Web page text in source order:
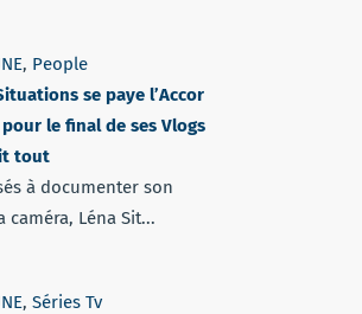
, People
se paye l’Accor
le final de ses Vlogs
tout
à documenter son
Léna Sit...
, Séries Tv